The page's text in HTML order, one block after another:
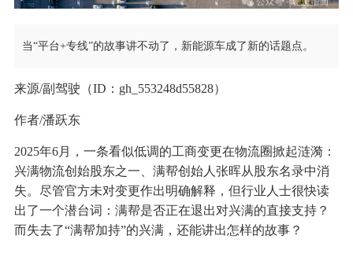
当“平台+专线”的故事讲不动了，新能源车成了新的话题点。
来源/副驾驶（ID：gh_553248d55828）
作者/潘跃东
2025年6月，一条看似低调的工商变更在物流圈掀起涟漪：
兴满物流创始股东之一、满帮创始人张晖从股东名录中消
失。尽管官方未对变更作出明确解释，但行业人士很快读
出了一个潜台词：满帮是否正在退出对兴满的直接支持？
而失去了“满帮加持”的兴满，还能讲出怎样的故事？